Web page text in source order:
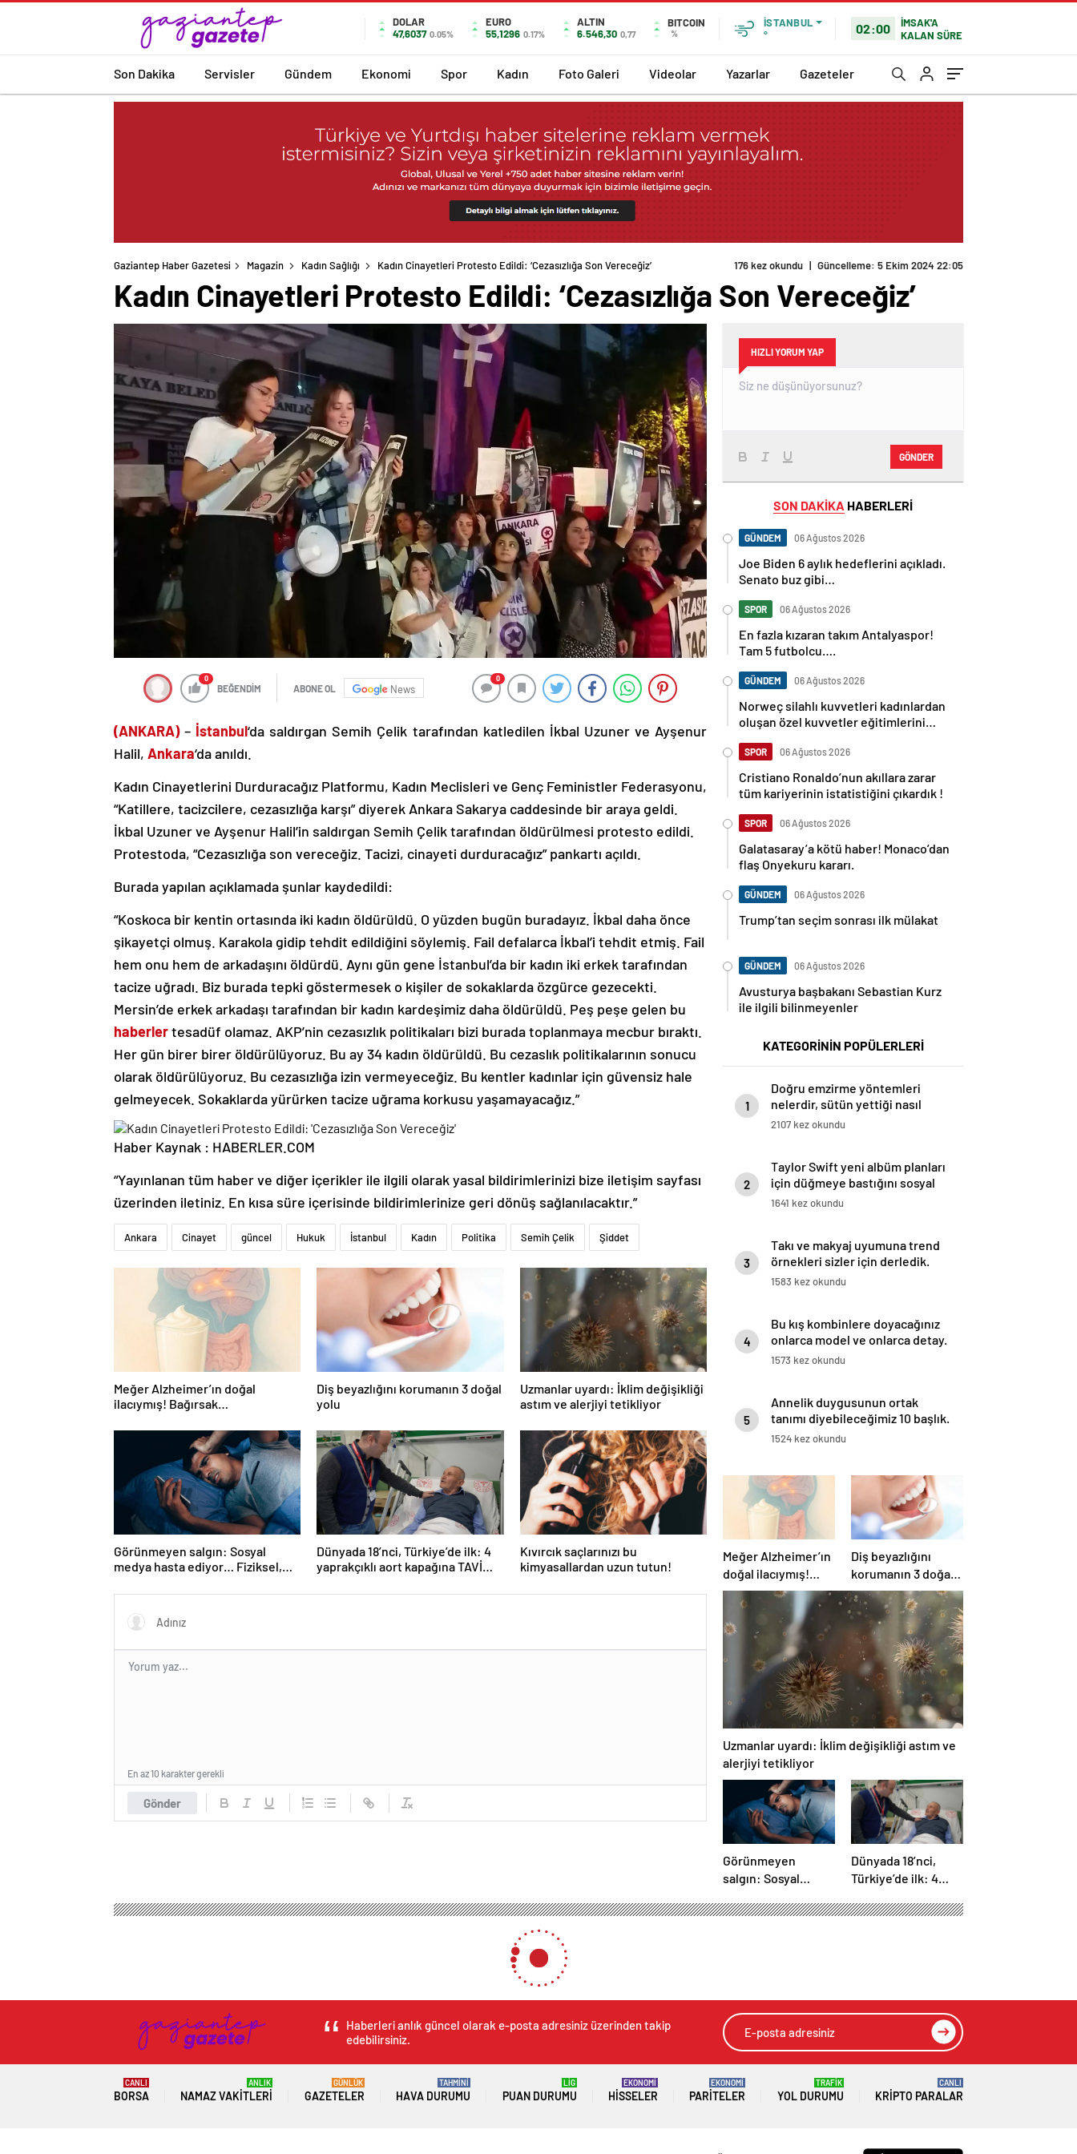
DOLAR
47,6037 0.05%
EURO
55,1296 0.17%
ALTIN
6.546,30 0,77
BITCOIN
%
İSTANBUL
°
02:00
İMSAK'A
KALAN SÜRE
Son Dakika Servisler Gündem Ekonomi Spor Kadın Foto Galeri Videolar Yazarlar Gazeteler
Gaziantep Haber Gazetesi Magazin Kadın Sağlığı Kadın Cinayetleri Protesto Edildi: ‘Cezasızlığa Son Vereceğiz’ 176 kez okundu | Güncelleme: 5 Ekim 2024 22:05
Kadın Cinayetleri Protesto Edildi: ‘Cezasızlığa Son Vereceğiz’
0
BEĞENDİM ABONE OL News
0
(ANKARA)– İstanbul‘da saldırgan Semih Çelik tarafından katledilen İkbal Uzuner ve Ayşenur
Halil, Ankara‘da anıldı.
Kadın Cinayetlerini Durduracağız Platformu, Kadın Meclisleri ve Genç Feministler Federasyonu,
“Katillere, tacizcilere, cezasızlığa karşı” diyerek Ankara Sakarya caddesinde bir araya geldi.
İkbal Uzuner ve Ayşenur Halil’in saldırgan Semih Çelik tarafından öldürülmesi protesto edildi.
Protestoda, “Cezasızlığa son vereceğiz. Tacizi, cinayeti durduracağız” pankartı açıldı.
Burada yapılan açıklamada şunlar kaydedildi:
“Koskoca bir kentin ortasında iki kadın öldürüldü. O yüzden bugün buradayız. İkbal daha önce
şikayetçi olmuş. Karakola gidip tehdit edildiğini söylemiş. Fail defalarca İkbal’i tehdit etmiş. Fail
hem onu hem de arkadaşını öldürdü. Aynı gün gene İstanbul’da bir kadın iki erkek tarafından
tacize uğradı. Biz burada tepki göstermesek o kişiler de sokaklarda özgürce gezecekti.
Mersin’de erkek arkadaşı tarafından bir kadın kardeşimiz daha öldürüldü. Peş peşe gelen bu
haberlertesadüf olamaz. AKP’nin cezasızlık politikaları bizi burada toplanmaya mecbur bıraktı.
Her gün birer birer öldürülüyoruz. Bu ay 34 kadın öldürüldü. Bu cezaslık politikalarının sonucu
olarak öldürülüyoruz. Bu cezasızlığa izin vermeyeceğiz. Bu kentler kadınlar için güvensiz hale
gelmeyecek. Sokaklarda yürürken tacize uğrama korkusu yaşamayacağız.”
Haber Kaynak : HABERLER.COM
“Yayınlanan tüm haber ve diğer içerikler ile ilgili olarak yasal bildirimlerinizi bize iletişim sayfası
üzerinden iletiniz. En kısa süre içerisinde bildirimlerinize geri dönüş sağlanılacaktır.”
Ankara Cinayet güncel Hukuk İstanbul Kadın Politika Semih Çelik Şiddet
Meğer Alzheimer’ın doğal
ilacıymış! Bağırsak
Diş beyazlığını korumanın 3 doğal
yolu
Uzmanlar uyardı: İklim değişikliği
astım ve alerjiyi tetikliyor
Görünmeyen salgın: Sosyal
medya hasta ediyor… Fiziksel,
inanamayacaksınız
Dünyada 18’nci, Türkiye’de ilk: 4
yaprakçıklı aort kapağına TAVİ
Kıvırcık saçlarınızı bu
kimyasallardan uzun tutun!
Gönder
En az 10 karakter gerekli
HIZLI YORUM YAP
GÖNDER
SON DAKİKA HABERLERİ
GÜNDEM 06 Ağustos 2026
Joe Biden 6 aylık hedeflerini açıkladı.
Senato buz gibi…
SPOR 06 Ağustos 2026
En fazla kızaran takım Antalyaspor!
Tam 5 futbolcu….
GÜNDEM 06 Ağustos 2026
Norweç silahlı kuvvetleri kadınlardan
oluşan özel kuvvetler eğitimlerini
SPOR 06 Ağustos 2026
Cristiano Ronaldo’nun akıllara zarar
tüm kariyerinin istatistiğini çıkardık !
SPOR 06 Ağustos 2026
Galatasaray’a kötü haber! Monaco’dan
flaş Onyekuru kararı.
GÜNDEM 06 Ağustos 2026
Trump’tan seçim sonrası ilk mülakat
GÜNDEM 06 Ağustos 2026
Avusturya başbakanı Sebastian Kurz
ile ilgili bilinmeyenler
KATEGORİNİN POPÜLERLERİ
1
Doğru emzirme yöntemleri
nelerdir, sütün yettiği nasıl
anlaşılır?
2107 kez okundu
2
Taylor Swift yeni albüm planları
için düğmeye bastığını sosyal
medyadan duyurdu!
1641 kez okundu
3
Takı ve makyaj uyumuna trend
örnekleri sizler için derledik.
1583 kez okundu
4
Bu kış kombinlere doyacağınız
onlarca model ve onlarca detay.
1573 kez okundu
5
Annelik duygusunun ortak
tanımı diyebileceğimiz 10 başlık.
1524 kez okundu
Meğer Alzheimer’ın
doğal ilacıymış!
Bağırsak
iltihaplanmasını
önlüyor…
Diş beyazlığını
korumanın 3 doğal
yolu
Uzmanlar uyardı: İklim değişikliği astım ve
alerjiyi tetikliyor
Görünmeyen
salgın: Sosyal
ediyor… Fiziksel,
Dünyada 18’nci,
Türkiye’de ilk: 4
kapağına TAVİ
Haberleri anlık güncel olarak e-posta adresiniz üzerinden takip
edebilirsiniz.
BORSA
CANLI
NAMAZ VAKITLERI
ANLIK
GAZETELER
GÜNLÜK
HAVA DURUMU
TAHMİNİ
PUAN DURUMU
LİG
HISSELER
EKONOMİ
PARITELER
EKONOMİ
YOL DURUMU
TRAFİK
KRIPTO PARALAR
CANLI